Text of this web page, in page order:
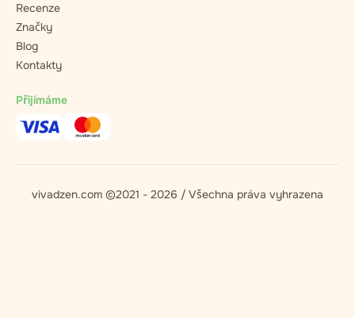
Recenze
Značky
Blog
Kontakty
Přijímáme
vivadzen.com ©2021 - 2026 / Všechna práva vyhrazena